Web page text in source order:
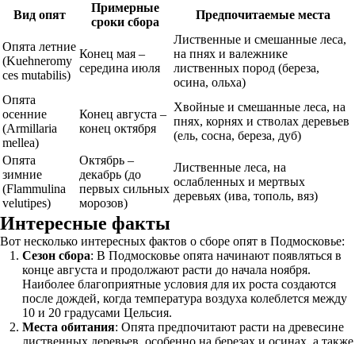
Вид опят
Примерные
сроки сбора
Предпочитаемые места
Опята летние
(Kuehneromy
ces mutabilis)
Конец мая –
середина июля
Лиственные и смешанные леса,
на пнях и валежнике
лиственных пород (береза,
осина, ольха)
Опята
осенние
(Armillaria
mellea)
Конец августа –
конец октября
Хвойные и смешанные леса, на
пнях, корнях и стволах деревьев
(ель, сосна, береза, дуб)
Опята
зимние
(Flammulina
velutipes)
Октябрь –
декабрь (до
первых сильных
морозов)
Лиственные леса, на
ослабленных и мертвых
деревьях (ива, тополь, вяз)
Интересные факты
Вот несколько интересных фактов о сборе опят в Подмосковье:
Сезон сбора: В Подмосковье опята начинают появляться в
конце августа и продолжают расти до начала ноября.
Наиболее благоприятные условия для их роста создаются
после дождей, когда температура воздуха колеблется между
10 и 20 градусами Цельсия.
Места обитания: Опята предпочитают расти на древесине
лиственных деревьев, особенно на березах и осинах, а также